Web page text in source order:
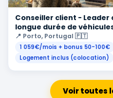
Conseiller client -
longue durée de
inclus)
📍 Porto, Portugal 🇵🇹
1 059€/mois + bonus 50-100€
Logement inclus (colocation)
Voir toutes